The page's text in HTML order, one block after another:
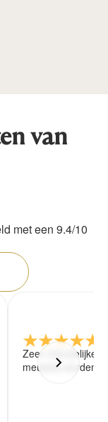
van
met een 9.4/10
Zeer vriendelijke
meubels worden